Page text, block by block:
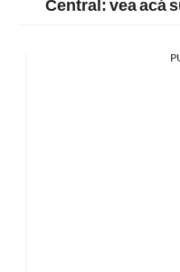
Central: vea acá